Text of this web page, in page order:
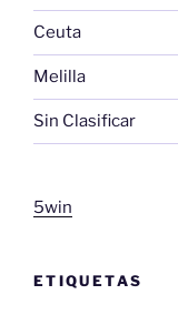
Ceuta
Melilla
Sin Clasificar
5win
ETIQUETAS